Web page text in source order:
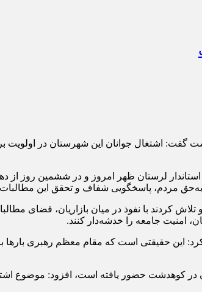
گفت: اشتغال جوانان این شهرستان در اولویت
لرستان ظهر امروز و در ششمین روز
به‌حق مردم، پاسخگویی شفاف و تحقق این
کردند با نفوذ در میان بازاریان، فضای
امنیت جامعه را خدشه‌دار کنند.
حقیقتی است که مقام معظم رهبری بارها بر
در کوهدشت حضور یافته است، افزود: